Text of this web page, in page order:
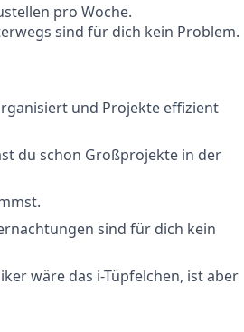
pro Woche.
sind für dich kein Problem.
und Projekte effizient
du schon Großprojekte in der
sind für dich kein
wäre das i-Tüpfelchen, ist aber